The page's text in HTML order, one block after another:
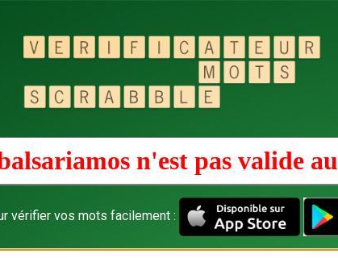
n'est pas valide au
vérifier vos mots facilement :